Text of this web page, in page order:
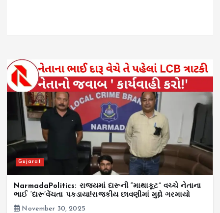
Gujarat
NarmadaPolitics: રાજ્યમાં દારૂની “માથાકૂટ” વચ્ચે નેતાના
ભાઈ ‘દારૂ’વેંચતા પકડાયા!રાજકીય છાવણીમાં મુદ્દો ગરમાયો
November 30, 2025